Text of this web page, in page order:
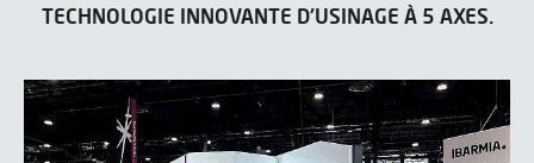
TECHNOLOGIE INNOVANTE D'USINAGE À 5 AXES.